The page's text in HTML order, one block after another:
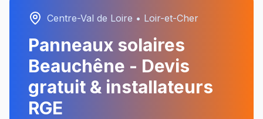
Centre-Val de Loire • Loir-et-Cher
Panneaux solaires
Beauchêne - Devis
gratuit & installateurs
RGE